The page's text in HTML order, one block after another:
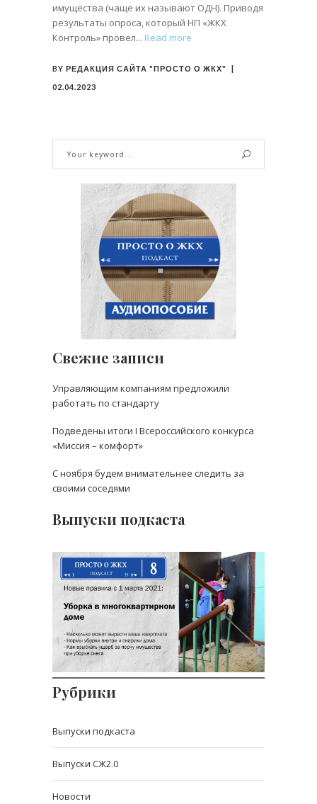
имущества (чаще их называют ОДН). Приводя
результаты опроса, который НП «ЖКХ
Контроль» провел
Read more
BY РЕДАКЦИЯ САЙТА "ПРОСТО О ЖКХ"
02.04.2023
Свежие записи
Управляющим компаниям предложили
работать по стандарту
Подведены итоги I Всероссийского конкурса
«Миссия – комфорт»
С ноября будем внимательнее следить за
своими соседями
Выпуски подкаста
Выпуск 8: Новые нормы
уборки в
многоквартирном доме
Стоит ли ждать повышение квартплаты
в 2021 году?
Рубрики
Выпуски подкаста
Выпуски СЖ2.0
Новости